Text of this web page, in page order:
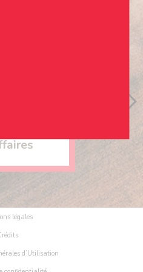
légales
d’Utilisation